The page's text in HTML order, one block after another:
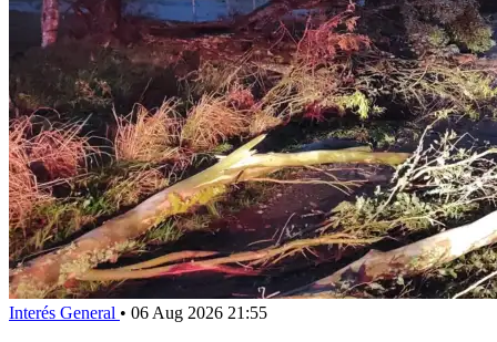
Interés General • 06 Aug 2026 21:55